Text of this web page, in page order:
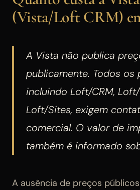
(Vista/Loft CRM)
A Vista não publica
publicamente. Todos os
incluindo Loft/CRM,
Loft/Sites, exigem
comercial. O valor de
também é informado
A ausência de preços